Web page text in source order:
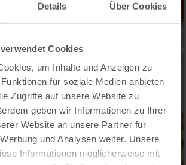
Details Über Cookies
Cookies
um Inhalte und Anzeigen zu
für soziale Medien anbieten
Zugriffe auf unsere Website zu
geben wir Informationen zu Ihrer
Website an unsere Partner für
und Analysen weiter. Unsere
Informationen möglicherweise mit